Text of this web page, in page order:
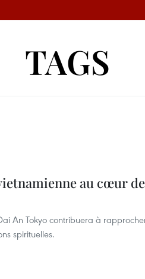
TAGS
au cœur
An Tokyo contribuera à
spirituelles.